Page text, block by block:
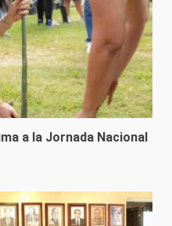
a la Jornada Nacional